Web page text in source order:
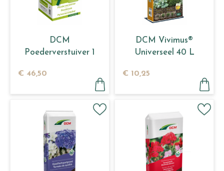
DCM
Poederverstuiver 1
€ 46,50
DCM Vivimus®
Universeel 40 L
€ 10,25